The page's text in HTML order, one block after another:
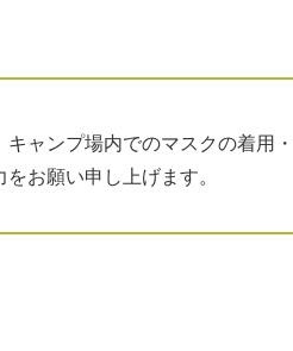
ャンプ場内でのマスクの着用
お願い申し上げます。